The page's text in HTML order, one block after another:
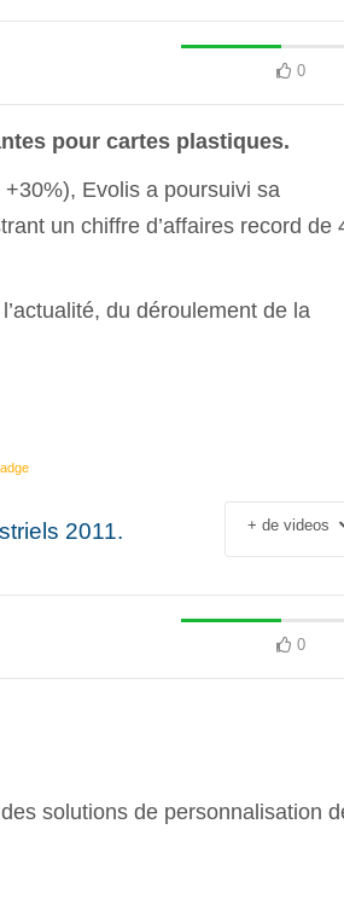
0
pour cartes plastiques.
Evolis a poursuivi sa
un chiffre d’affaires record de
du déroulement de la
2011.
+ de videos
0
solutions de personnalisation